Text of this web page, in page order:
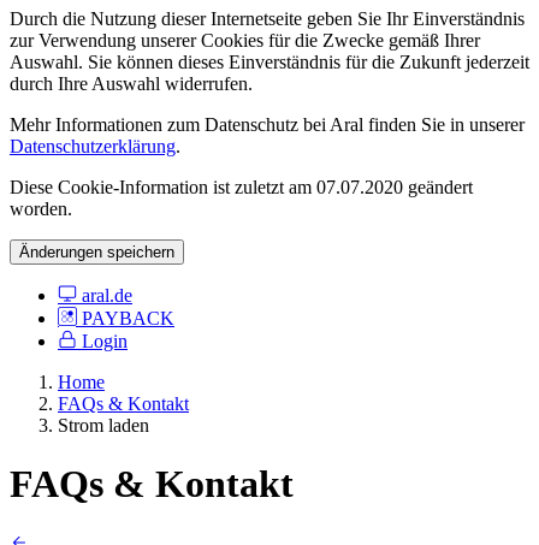
Durch die Nutzung dieser Internetseite geben Sie Ihr Einverständnis
zur Verwendung unserer Cookies für die Zwecke gemäß Ihrer
Auswahl. Sie können dieses Einverständnis für die Zukunft jederzeit
durch Ihre Auswahl widerrufen.
Mehr Informationen zum Datenschutz bei Aral finden Sie in unserer
Datenschutzerklärung.
Diese Cookie-Information ist zuletzt am 07.07.2020 geändert
worden.
Änderungen speichern
aral.de
PAYBACK
Login
Home
FAQs & Kontakt
Strom laden
FAQs & Kontakt